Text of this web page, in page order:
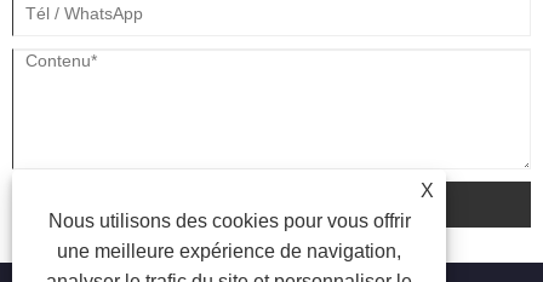
X
Nous utilisons des cookies pour vous offrir
une meilleure expérience de navigation,